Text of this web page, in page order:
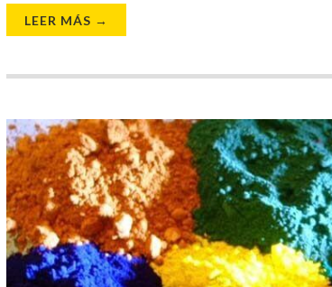
LEER MÁS →